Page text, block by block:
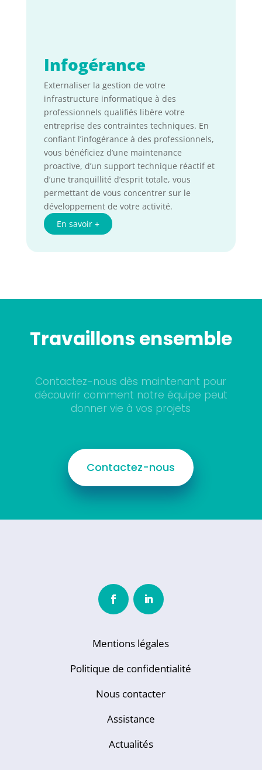
Infogérance
Externaliser la gestion de votre
infrastructure informatique à des
professionnels qualifiés libère votre
entreprise des contraintes techniques. En
confiant l’infogérance à des professionnels,
vous bénéficiez d’une maintenance
proactive, d’un support technique réactif et
d’une tranquillité d’esprit totale, vous
permettant de vous concentrer sur le
développement de votre activité.
En savoir +
Travaillons ensemble
Contactez-nous dès maintenant pour
découvrir comment notre équipe peut
donner vie à vos projets
Contactez-nous
Mentions légales
Politique de confidentialité
Nous contacter
Assistance
Actualités